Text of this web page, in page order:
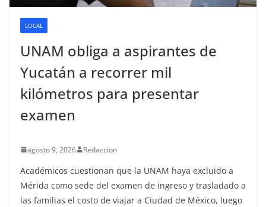
LOCAL
UNAM obliga a aspirantes de
Yucatán a recorrer mil
kilómetros para presentar
examen
agosto 9, 2026 Redaccion
Académicos cuestionan que la UNAM haya excluido a
Mérida como sede del examen de ingreso y trasladado a
las familias el costo de viajar a Ciudad de México, luego